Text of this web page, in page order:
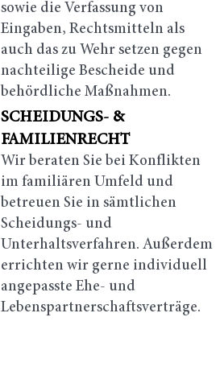
sowie die Verfassung von
Eingaben, Rechtsmitteln als
auch das zu Wehr setzen gegen
nachteilige Bescheide und
behördliche Maßnahmen.
SCHEIDUNGS- &
FAMILIENRECHT
Wir beraten Sie bei Konflikten
im familiären Umfeld und
betreuen Sie in sämtlichen
Scheidungs- und
Unterhaltsverfahren. Außerdem
errichten wir gerne individuell
angepasste Ehe- und
Lebenspartnerschaftsverträge.